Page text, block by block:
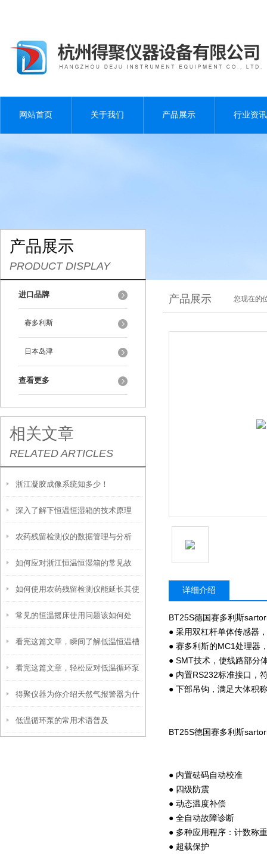
网站首页 关于我们 产品展示 行业资讯
产品展示
PRODUCT DISPLAY
进口品牌
赛多利斯
日本岛津
查看更多
相关文章
RELATED ARTICLES
浙江凝胶成像系统知多少！
深入了解下恒温恒湿箱的技术原理
农药残留检测仪的数据管理与分析
如何应对浙江恒温恒湿箱的常见故
障？
如何使用农药残留检测仪能延长其使
用寿命？
常见的恒温摇床使用问题该如何处
理？
看完这篇文章，瞬间了解低温恒温槽
了！
看完这篇文章，轻松应对低温循环泵
各种故障！
得聚仪器为你介绍天然气报警器为什
么要设置两级报警？有何好处
低温循环泵的常用术语普及
产品展示 您现在的
详细介绍
BT25S德国赛多利斯
● 采用双杠杆单体传感器
● 赛多利斯的MC1处理器
● SMT技术，使线路部分
● 内置RS232标准接口，
● 下部吊钩，满足大体积
BT25S德国赛多利斯
● 内置砝码自动校准
● 四级防震
● 动态温度补偿
● 全自动故障诊断
● 多种应用程序：计数称
● 超载保护